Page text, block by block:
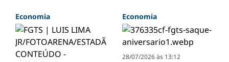
Economia Economia
28/07/2026 às 13:12